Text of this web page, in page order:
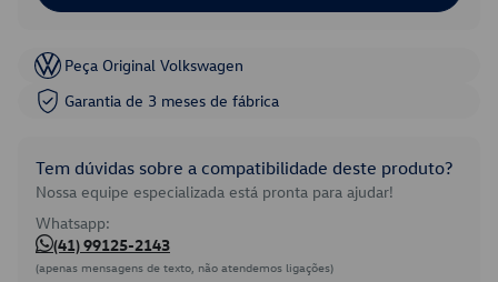
Peça Original Volkswagen
Garantia de 3 meses de fábrica
Tem dúvidas sobre a compatibilidade deste produto?
Nossa equipe especializada está pronta para ajudar!
Whatsapp:
(41) 99125-2143
(apenas mensagens de texto, não atendemos ligações)